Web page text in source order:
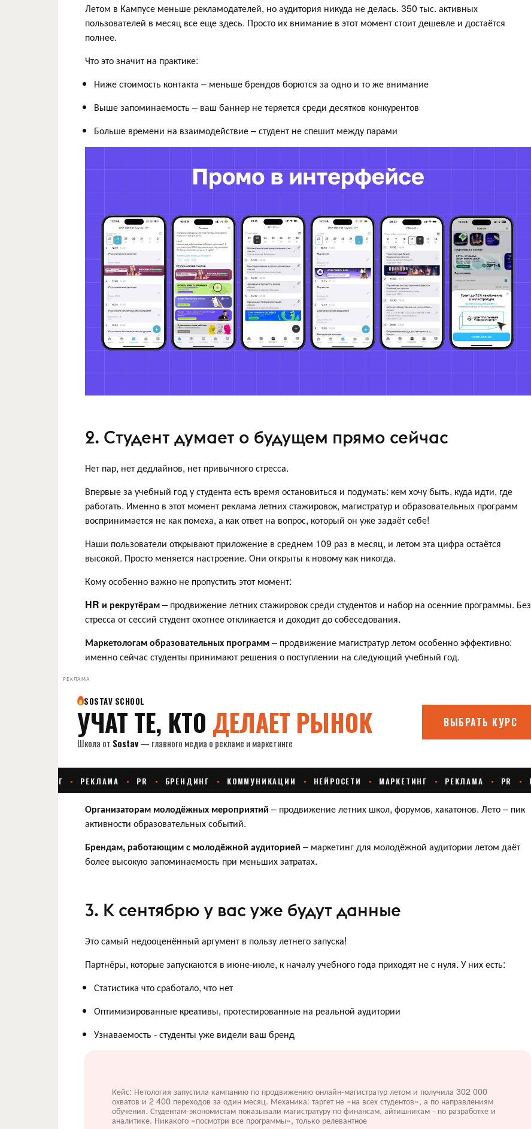
Летом в Кампусе меньше рекламодателей, но аудитория никуда не делась. 350 тыс. активных
пользователей в месяц все еще здесь. Просто их внимание в этот момент стоит дешевле и достаётся
полнее.
Что это значит на практике:
Ниже стоимость контакта – меньше брендов борются за одно и то же внимание
Выше запоминаемость – ваш баннер не теряется среди десятков конкурентов
Больше времени на взаимодействие – студент не спешит между парами
2. Студент думает о будущем прямо сейчас
Нет пар, нет дедлайнов, нет привычного стресса.
Впервые за учебный год у студента есть время остановиться и подумать: кем хочу быть, куда идти, где
работать. Именно в этот момент реклама летних стажировок, магистратур и образовательных программ
воспринимается не как помеха, а как ответ на вопрос, который он уже задаёт себе!
Наши пользователи открывают приложение в среднем 109 раз в месяц, и летом эта цифра остаётся
высокой. Просто меняется настроение. Они открыты к новому как никогда.
Кому особенно важно не пропустить этот момент:
HR и рекрутёрам– продвижение летних стажировок среди студентов и набор на осенние программы. Без
стресса от сессий студент охотнее откликается и доходит до собеседования.
Маркетологам образовательных программ– продвижение магистратур летом особенно эффективно:
именно сейчас студенты принимают решения о поступлении на следующий учебный год.
РЕКЛАМА
Организаторам молодёжных мероприятий – продвижение летних школ, форумов, хакатонов. Лето – пик
активности образовательных событий.
Брендам, работающим с молодёжной аудиторией – маркетинг для молодёжной аудитории летом даёт
более высокую запоминаемость при меньших затратах.
3. К сентябрю у вас уже будут данные
Это самый недооценённый аргумент в пользу летнего запуска!
Партнёры, которые запускаются в июне-июле, к началу учебного года приходят не с нуля. У них есть:
Статистика что сработало, что нет
Оптимизированные креативы, протестированные на реальной аудитории
Узнаваемость - студенты уже видели ваш бренд
Кейс: Нетология запустила кампанию по продвижению онлайн-магистратур летом и получила 302 000
охватов и 2 400 переходов за один месяц. Механика: таргет не «на всех студентов», а по направлениям
обучения. Студентам-экономистам показывали магистратуру по финансам, айтишникам - по разработке и
аналитике. Никакого «посмотри все программы», только релевантное